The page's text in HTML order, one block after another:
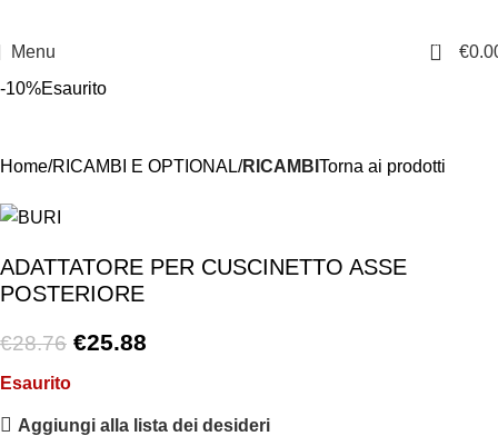
Menu 0 €
-10%Esaurito
Home RICAMBI E OPTIONAL RICAMBI Torna ai prodotti
ADATTATORE PER CUSCINETTO ASSE
POSTERIORE
€28.76 €25.88
Esaurito
Aggiungi alla lista dei desideri